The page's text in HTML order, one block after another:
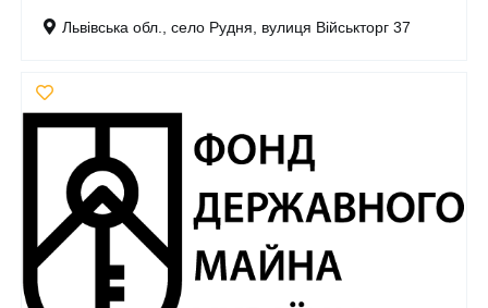
Львівська обл., село Рудня, вулиця Військторг 37